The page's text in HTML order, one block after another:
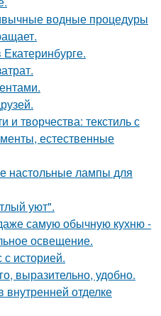
водные процедуры
и творчества: текстиль с
естественные
настольные лампы для
уют".
самую обычную кухню -
освещение.
историей.
выразительно, удобно.
отделке